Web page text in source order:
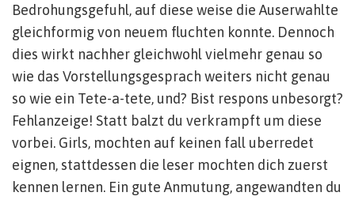
Bedrohungsgefuhl, auf diese weise die Auserwahlte
gleichformig von neuem fluchten konnte. Dennoch
dies wirkt nachher gleichwohl vielmehr genau so
wie das Vorstellungsgesprach weiters nicht genau
so wie ein Tete-a-tete, und? Bist respons unbesorgt?
Fehlanzeige! Statt balzt du verkrampft um diese
vorbei. Girls, mochten auf keinen fall uberredet
eignen, stattdessen die leser mochten dich zuerst
kennen lernen. Ein gute Anmutung, angewandten du